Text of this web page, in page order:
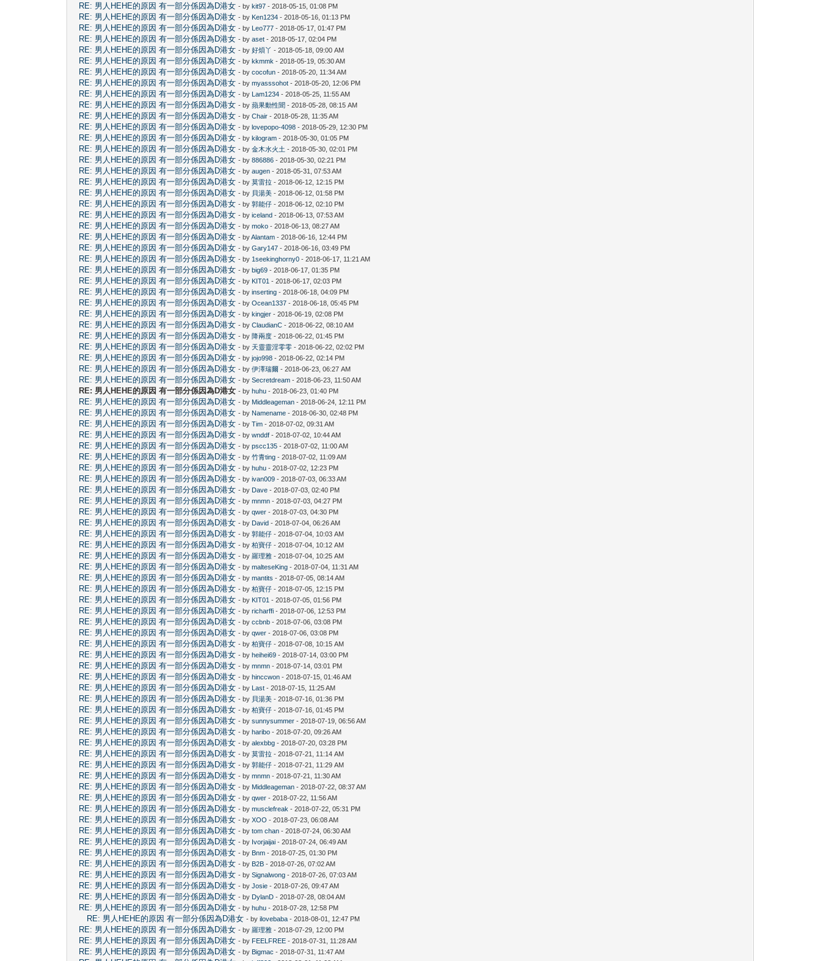
RE: 男人HEHE的原因 有一部分係因為D港女 - bykit97 - 2018-05-15, 01:08 PM
RE: 男人HEHE的原因 有一部分係因為D港女 - by Ken1234 - 2018-05-16, 01:13 PM
RE: 男人HEHE的原因 有一部分係因為D港女 - by Leo777 - 2018-05-17, 01:47 PM
RE: 男人HEHE的原因 有一部分係因為D港女 - byaset - 2018-05-17, 02:04 PM
RE: 男人HEHE的原因 有一部分係因為D港女 - by好煩丫 - 2018-05-18, 09:00 AM
RE: 男人HEHE的原因 有一部分係因為D港女 - bykkmmk - 2018-05-19, 05:30 AM
RE: 男人HEHE的原因 有一部分係因為D港女 - bycocofun - 2018-05-20, 11:34 AM
RE: 男人HEHE的原因 有一部分係因為D港女 - bymyasssohot - 2018-05-20, 12:06 PM
RE: 男人HEHE的原因 有一部分係因為D港女 - by Lam1234 - 2018-05-25, 11:55 AM
RE: 男人HEHE的原因 有一部分係因為D港女 - by蘋果動性聞 - 2018-05-28, 08:15 AM
RE: 男人HEHE的原因 有一部分係因為D港女 - byChair - 2018-05-28, 11:35 AM
RE: 男人HEHE的原因 有一部分係因為D港女 - bylovepopo-4098 - 2018-05-29, 12:30 PM
RE: 男人HEHE的原因 有一部分係因為D港女 - bykilogram - 2018-05-30, 01:05 PM
RE: 男人HEHE的原因 有一部分係因為D港女 - by金木水火土 - 2018-05-30, 02:01 PM
RE: 男人HEHE的原因 有一部分係因為D港女 - by886886 - 2018-05-30, 02:21 PM
RE: 男人HEHE的原因 有一部分係因為D港女 - byaugen - 2018-05-31, 07:53 AM
RE: 男人HEHE的原因 有一部分係因為D港女 - by莫雷拉 - 2018-06-12, 12:15 PM
RE: 男人HEHE的原因 有一部分係因為D港女 - by 貝湯美 - 2018-06-12, 01:58 PM
RE: 男人HEHE的原因 有一部分係因為D港女 - by郭能仔 - 2018-06-12, 02:10 PM
RE: 男人HEHE的原因 有一部分係因為D港女 - byiceland - 2018-06-13, 07:53 AM
RE: 男人HEHE的原因 有一部分係因為D港女 - bymoko - 2018-06-13, 08:27 AM
RE: 男人HEHE的原因 有一部分係因為D港女 - byAlantam - 2018-06-16, 12:44 PM
RE: 男人HEHE的原因 有一部分係因為D港女 - byGary147 - 2018-06-16, 03:49 PM
RE: 男人HEHE的原因 有一部分係因為D港女 - by 1seekinghorny0 - 2018-06-17, 11:21 AM
RE: 男人HEHE的原因 有一部分係因為D港女 - bybig69 - 2018-06-17, 01:35 PM
RE: 男人HEHE的原因 有一部分係因為D港女 - by KIT01 - 2018-06-17, 02:03 PM
RE: 男人HEHE的原因 有一部分係因為D港女 - byinserting - 2018-06-18, 04:09 PM
RE: 男人HEHE的原因 有一部分係因為D港女 - byOcean1337 - 2018-06-18, 05:45 PM
RE: 男人HEHE的原因 有一部分係因為D港女 - bykingjer - 2018-06-19, 02:08 PM
RE: 男人HEHE的原因 有一部分係因為D港女 - byClaudianC - 2018-06-22, 08:10 AM
RE: 男人HEHE的原因 有一部分係因為D港女 - by降兩度 - 2018-06-22, 01:45 PM
RE: 男人HEHE的原因 有一部分係因為D港女 - by 天靈靈淫零零 - 2018-06-22, 02:02 PM
RE: 男人HEHE的原因 有一部分係因為D港女 - byjojo998 - 2018-06-22, 02:14 PM
RE: 男人HEHE的原因 有一部分係因為D港女 - by伊澤瑞爾 - 2018-06-23, 06:27 AM
RE: 男人HEHE的原因 有一部分係因為D港女 - bySecretdream - 2018-06-23, 11:50 AM
RE: 男人HEHE的原因 有一部分係因為D港女 - byhuhu - 2018-06-23, 01:40 PM
RE: 男人HEHE的原因 有一部分係因為D港女 - by Middleageman - 2018-06-24, 12:11 PM
RE: 男人HEHE的原因 有一部分係因為D港女 - by Namename - 2018-06-30, 02:48 PM
RE: 男人HEHE的原因 有一部分係因為D港女 - byTim - 2018-07-02, 09:31 AM
RE: 男人HEHE的原因 有一部分係因為D港女 - bywnddf - 2018-07-02, 10:44 AM
RE: 男人HEHE的原因 有一部分係因為D港女 - bypscc135 - 2018-07-02, 11:00 AM
RE: 男人HEHE的原因 有一部分係因為D港女 - by竹青ting - 2018-07-02, 11:09 AM
RE: 男人HEHE的原因 有一部分係因為D港女 - byhuhu - 2018-07-02, 12:23 PM
RE: 男人HEHE的原因 有一部分係因為D港女 - byivan009 - 2018-07-03, 06:33 AM
RE: 男人HEHE的原因 有一部分係因為D港女 - by Dave - 2018-07-03, 02:40 PM
RE: 男人HEHE的原因 有一部分係因為D港女 - bymnmn - 2018-07-03, 04:27 PM
RE: 男人HEHE的原因 有一部分係因為D港女 - byqwer - 2018-07-03, 04:30 PM
RE: 男人HEHE的原因 有一部分係因為D港女 - by David - 2018-07-04, 06:26 AM
RE: 男人HEHE的原因 有一部分係因為D港女 - by郭能仔 - 2018-07-04, 10:03 AM
RE: 男人HEHE的原因 有一部分係因為D港女 - by柏寶仔 - 2018-07-04, 10:12 AM
RE: 男人HEHE的原因 有一部分係因為D港女 - by羅理雅 - 2018-07-04, 10:25 AM
RE: 男人HEHE的原因 有一部分係因為D港女 - bymalteseKing - 2018-07-04, 11:31 AM
RE: 男人HEHE的原因 有一部分係因為D港女 - bymantits - 2018-07-05, 08:14 AM
RE: 男人HEHE的原因 有一部分係因為D港女 - by柏寶仔 - 2018-07-05, 12:15 PM
RE: 男人HEHE的原因 有一部分係因為D港女 - by KIT01 - 2018-07-05, 01:56 PM
RE: 男人HEHE的原因 有一部分係因為D港女 - byricharffi - 2018-07-06, 12:53 PM
RE: 男人HEHE的原因 有一部分係因為D港女 - byccbnb - 2018-07-06, 03:08 PM
RE: 男人HEHE的原因 有一部分係因為D港女 - byqwer - 2018-07-06, 03:08 PM
RE: 男人HEHE的原因 有一部分係因為D港女 - by柏寶仔 - 2018-07-08, 10:15 AM
RE: 男人HEHE的原因 有一部分係因為D港女 - byheihei69 - 2018-07-14, 03:00 PM
RE: 男人HEHE的原因 有一部分係因為D港女 - bymnmn - 2018-07-14, 03:01 PM
RE: 男人HEHE的原因 有一部分係因為D港女 - byhinccwon - 2018-07-15, 01:46 AM
RE: 男人HEHE的原因 有一部分係因為D港女 - by Last - 2018-07-15, 11:25 AM
RE: 男人HEHE的原因 有一部分係因為D港女 - by 貝湯美 - 2018-07-16, 01:36 PM
RE: 男人HEHE的原因 有一部分係因為D港女 - by柏寶仔 - 2018-07-16, 01:45 PM
RE: 男人HEHE的原因 有一部分係因為D港女 - bysunnysummer - 2018-07-19, 06:56 AM
RE: 男人HEHE的原因 有一部分係因為D港女 - byharibo - 2018-07-20, 09:26 AM
RE: 男人HEHE的原因 有一部分係因為D港女 - byalexbbg - 2018-07-20, 03:28 PM
RE: 男人HEHE的原因 有一部分係因為D港女 - by莫雷拉 - 2018-07-21, 11:14 AM
RE: 男人HEHE的原因 有一部分係因為D港女 - by郭能仔 - 2018-07-21, 11:29 AM
RE: 男人HEHE的原因 有一部分係因為D港女 - bymnmn - 2018-07-21, 11:30 AM
RE: 男人HEHE的原因 有一部分係因為D港女 - by Middleageman - 2018-07-22, 08:37 AM
RE: 男人HEHE的原因 有一部分係因為D港女 - byqwer - 2018-07-22, 11:56 AM
RE: 男人HEHE的原因 有一部分係因為D港女 - bymusclefreak - 2018-07-22, 05:31 PM
RE: 男人HEHE的原因 有一部分係因為D港女 - byXOO - 2018-07-23, 06:08 AM
RE: 男人HEHE的原因 有一部分係因為D港女 - bytom chan - 2018-07-24, 06:30 AM
RE: 男人HEHE的原因 有一部分係因為D港女 - by Ivorjaijai - 2018-07-24, 06:49 AM
RE: 男人HEHE的原因 有一部分係因為D港女 - by Bnm - 2018-07-25, 01:30 PM
RE: 男人HEHE的原因 有一部分係因為D港女 - by B2B - 2018-07-26, 07:02 AM
RE: 男人HEHE的原因 有一部分係因為D港女 - bySignalwong - 2018-07-26, 07:03 AM
RE: 男人HEHE的原因 有一部分係因為D港女 - byJosie - 2018-07-26, 09:47 AM
RE: 男人HEHE的原因 有一部分係因為D港女 - by DylanD - 2018-07-28, 08:04 AM
RE: 男人HEHE的原因 有一部分係因為D港女 - byhuhu - 2018-07-28, 12:58 PM
RE: 男人HEHE的原因 有一部分係因為D港女 - byilovebaba - 2018-08-01, 12:47 PM
RE: 男人HEHE的原因 有一部分係因為D港女 - by羅理雅 - 2018-07-29, 12:00 PM
RE: 男人HEHE的原因 有一部分係因為D港女 - by FEELFREE - 2018-07-31, 11:28 AM
RE: 男人HEHE的原因 有一部分係因為D港女 - by Bigmac - 2018-07-31, 11:47 AM